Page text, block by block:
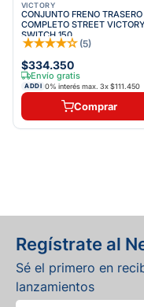
VICTORY
CONJUNTO FRENO TRASERO
COMPLETO STREET VICTORY
SWITCH 150
★★★★☆ (5)
$334.350
Envío gratis
ADDI 0% interés max. 3x$111.450
Comprar
Regístrate al
Sé el primero en
lanzamientos